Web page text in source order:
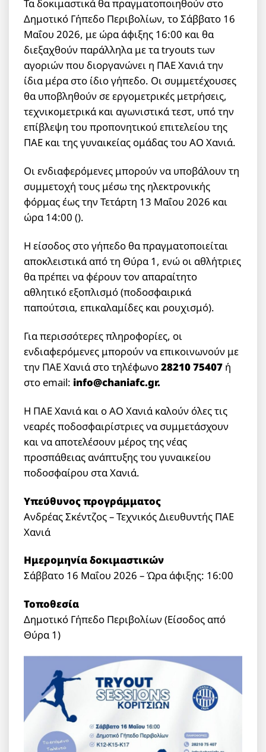
Τα δοκιμαστικά θα πραγματοποιηθούν στο
Δημοτικό Γήπεδο Περιβολίων, το Σάββατο 16
Μαΐου 2026, με ώρα άφιξης 16:00 και θα
διεξαχθούν παράλληλα με τα tryouts των
αγοριών που διοργανώνει η ΠΑΕ Χανιά την
ίδια μέρα στο ίδιο γήπεδο. Οι συμμετέχουσες
θα υποβληθούν σε εργομετρικές μετρήσεις,
τεχνικομετρικά και αγωνιστικά τεστ, υπό την
επίβλεψη του προπονητικού επιτελείου της
ΠΑΕ και της γυναικείας ομάδας του ΑΟ Χανιά.
Οι ενδιαφερόμενες μπορούν να υποβάλουν τη
συμμετοχή τους μέσω της ηλεκτρονικής
φόρμας έως την Τετάρτη 13 Μαΐου 2026 και
ώρα 14:00 ().
Η είσοδος στο γήπεδο θα πραγματοποιείται
αποκλειστικά από τη Θύρα 1, ενώ οι αθλήτριες
θα πρέπει να φέρουν τον απαραίτητο
αθλητικό εξοπλισμό (ποδοσφαιρικά
παπούτσια, επικαλαμίδες και ρουχισμό).
Για περισσότερες πληροφορίες, οι
ενδιαφερόμενες μπορούν να επικοινωνούν με
την ΠΑΕ Χανιά στο τηλέφωνο28210 75407 ή
στο email: info@chaniafc.gr.
Η ΠΑΕ Χανιά και ο ΑΟ Χανιά καλούν όλες τις
νεαρές ποδοσφαιρίστριες να συμμετάσχουν
και να αποτελέσουν μέρος της νέας
προσπάθειας ανάπτυξης του γυναικείου
ποδοσφαίρου στα Χανιά.
Υπεύθυνος προγράμματος
Ανδρέας Σκέντζος – Τεχνικός Διευθυντής ΠΑΕ
Χανιά
Ημερομηνία δοκιμαστικών
Σάββατο 16 Μαΐου 2026 – Ώρα άφιξης: 16:00
Τοποθεσία
Δημοτικό Γήπεδο Περιβολίων (Είσοδος από
Θύρα 1)